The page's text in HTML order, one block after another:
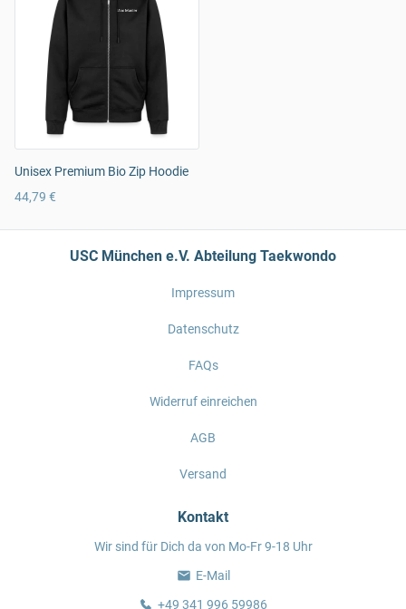
Unisex Premium Bio Zip Hoodie
44,79 €
USC München e.V. Abteilung Taekwondo
Impressum
Datenschutz
FAQs
Widerruf einreichen
AGB
Versand
Kontakt
Wir sind für Dich da von Mo-Fr 9-18 Uhr
E-Mail
+49 341 996 59986